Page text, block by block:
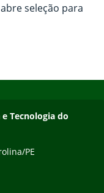
seleção para
Tecnologia do
PE